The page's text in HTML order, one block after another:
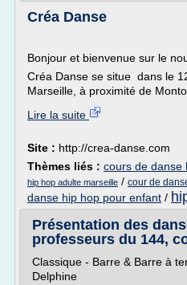
Créa Danse
Bonjour et bienvenue sur le
Créa Danse se situe dans le
Marseille, à proximité de
Lire la suite
Site : http://crea-danse.com
Thèmes liés : cours de danse
hip hop adulte marseille / cour de
danse hip hop pour enfant /
Présentation des
professeurs du 144,
Classique - Barre & Barre à
Delphine